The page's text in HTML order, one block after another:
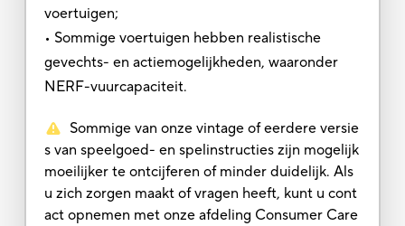
voertuigen;
• Sommige voertuigen hebben realistische
gevechts- en actiemogelijkheden, waaronder
NERF-vuurcapaciteit.
Sommige van onze vintage of eerdere versie
s van speelgoed- en spelinstructies zijn mogelijk
moeilijker te ontcijferen of minder duidelijk. Als
u zich zorgen maakt of vragen heeft, kunt u cont
act opnemen met onze afdeling Consumer Care